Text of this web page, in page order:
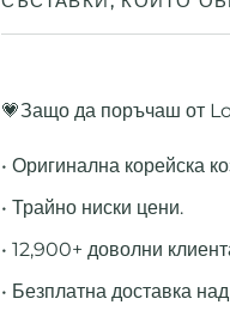
💗Защо да поръчаш от
• Оригинална корейска
• Трайно ниски цени.
• 12,900+ доволни
• Безплатна доставка